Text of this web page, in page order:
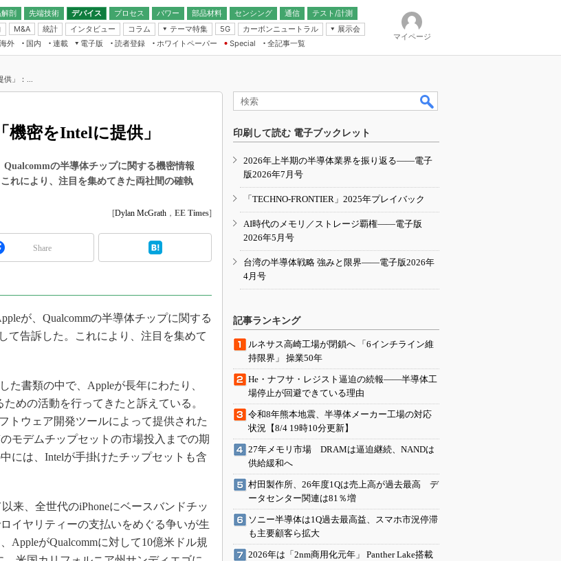
剖
先端技術
デバイス
プロセス パワー 部品材料 センシング
通信
無線
テスト/計測
M&A 統計 インタビュー コラム
テーマ特集
フィジカルAI
読者調査（EE Times Research）
エレクトロニクス入門（EDN
5G カーボンニュートラル
展示会
IoT・エッジコンピューティング
EXPO
TECHNO-FRONTIER
人とくるま展
海外 国内
連載
社会人大
次の10年
けた社内
」
ニア」の
電子版
読者登録 ホワイトペーパー
Special
全記事一覧
マイページ
」：...
密をIntelに提供」
の半導体チップに関する機密情報
れにより、注目を集めてきた両社間の確執
[Dylan McGrath ， EE Times]
Share
が、Qualcommの半導体チップに関する
て告訴した。これにより、注目を集めて
た書類の中で、Appleが長年にわたり、
めの活動を行ってきたと訴えている。
トウェア開発ツールによって提供された
モデムチップセットの市場投入までの期
には、Intelが手掛けたチップセットも含
来、全世代のiPhoneにベースバンドチッ
イヤリティーの支払いをめぐる争いが生
AppleがQualcommに対して10億米ドル規
印刷して読む 電子ブックレット
2026年上半期の半導体業界を振り返る――電子
版2026年7月号
「TECHNO-FRONTIER」2025年プレイバック
AI時代のメモリ／ストレージ覇権――電子版
2026年5月号
台湾の半導体戦略 強みと限界――電子版2026年
4月号
記事ランキング
ルネサス高崎工場が閉鎖へ 「6インチライン維
持限界」 操業50年
He・ナフサ・レジスト逼迫の続報――半導体工
場停止が回避できている理由
令和8年熊本地震、半導体メーカー工場の対応
状況【8/4 19時10分更新】
27年メモリ市場 DRAMは逼迫継続、NANDは
供給緩和へ
村田製作所、26年度1Qは売上高が過去最高 デ
ータセンター関連は81％増
ソニー半導体は1Q過去最高益、スマホ市況停滞
も主要顧客ら拡大
2026年は「2nm商用化元年」 Panther Lake搭載